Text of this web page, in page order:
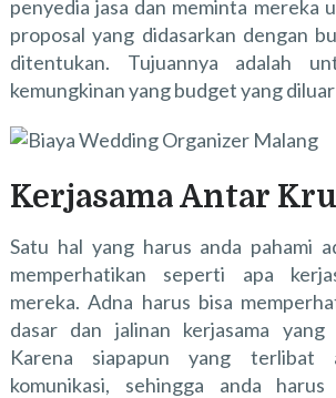
penyedia jasa dan meminta mereka
proposal yang didasarkan dengan
ditentukan. Tujuannya adalah
kemungkinan yang budget yang
Kerjasama Antar Kru
Satu hal yang harus anda pahami
memperhatikan seperti apa
mereka. Adna harus bisa
dasar dan jalinan kerjasama yang
Karena siapapun yang terlibat
komunikasi, sehingga anda harus